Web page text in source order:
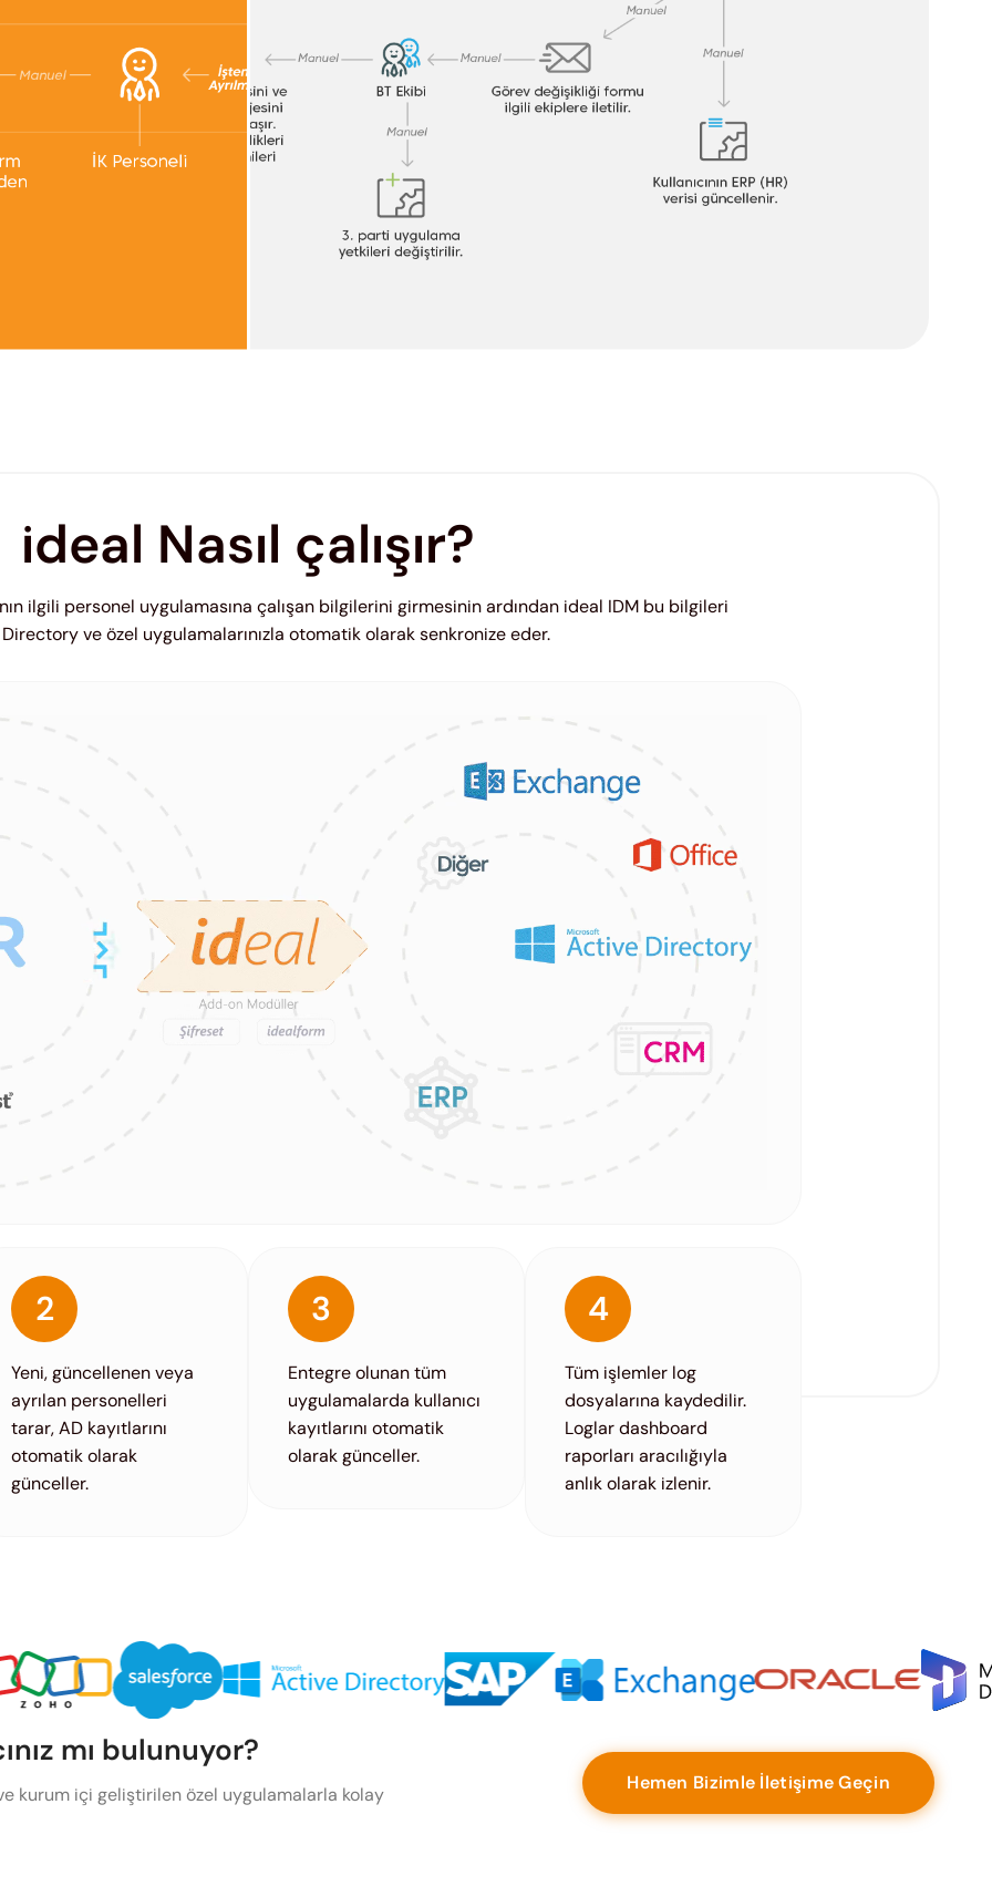
ideal Nasıl çalışır?
ilgili personel uygulamasına çalışan bilgilerini girmesinin ardından ideal IDM bu bilgileri
ve özel uygulamalarınızla otomatik olarak senkronize eder.
2
Yeni, güncellenen veya
ayrılan personelleri
tarar, AD kayıtlarını
otomatik olarak
günceller.
3
Entegre olunan tüm
uygulamalarda kullanıcı
kayıtlarını otomatik
olarak günceller.
4
Tüm işlemler log
dosyalarına kaydedilir.
Loglar dashboard
raporları aracılığıyla
anlık olarak izlenir.
mı bulunuyor?
kurum içi geliştirilen özel uygulamalarla kolay Hemen Bizimle İletişime Geçin